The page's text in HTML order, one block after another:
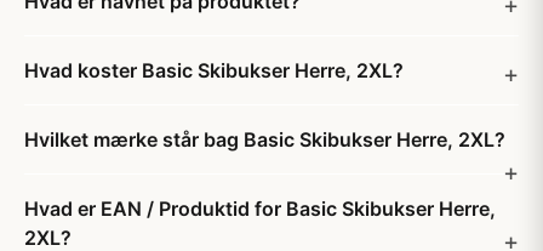
Hvad koster Basic Skibukser Herre, 2XL?
Hvilket mærke står bag Basic Skibukser Herre, 2XL?
Hvad er EAN / Produktid for Basic Skibukser Herre,
2XL?